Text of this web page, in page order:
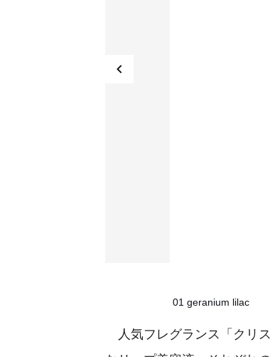
01 geranium lilac
人気フレグランス「クリ